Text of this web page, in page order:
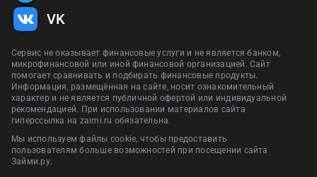
Сервис не оказывает финансовые услуги и не является банком,
микрофинансовой или иной финансовой организацией. Сайт
помогает сравнивать и подбирать финансовые продукты.
Информация, размещённая на сайте, носит ознакомительный
характер и не является публичной офертой или индивидуальной
рекомендацией. При использовании материалов сайта
гиперссылка на zaimi.ru обязательна.
Мы используем файлы cookie, чтобы предоставить
пользователям больше возможностей при посещении сайта
Займи.ру.
VK